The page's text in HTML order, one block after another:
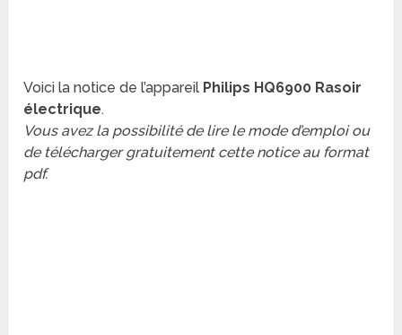
Voici la notice de l’appareil Philips HQ6900 Rasoir
électrique.
Vous avez la possibilité de lire le mode d’emploi ou
de télécharger gratuitement cette notice au format
pdf.